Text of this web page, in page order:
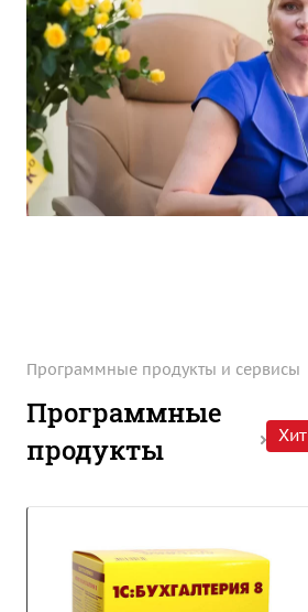
Программные продукты и сервисы
Программные
продукты
Хит